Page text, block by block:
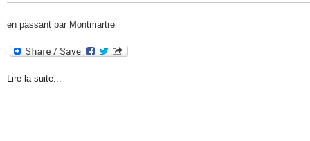
en passant par Montmartre
Lire la suite...